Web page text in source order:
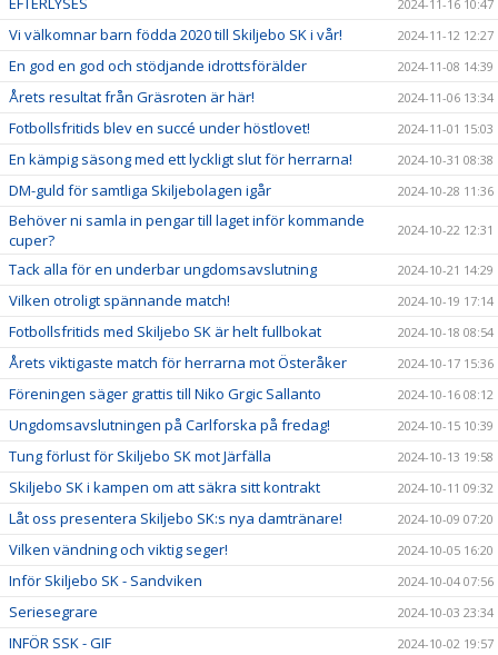
2024-11-16 10:47
Vi välkomnar barn födda 2020 till Skiljebo SK i vår! 2024-11-12 12:27
En god en god och stödjande idrottsförälder 2024-11-08 14:39
Årets resultat från Gräsroten är här! 2024-11-06 13:34
Fotbollsfritids blev en succé under höstlovet! 2024-11-01 15:03
En kämpig säsong med ett lyckligt slut för herrarna! 2024-10-31 08:38
DM-guld för samtliga Skiljebolagen igår 2024-10-28 11:36
Behöver ni samla in pengar till laget inför kommande
cuper?
2024-10-22 12:31
Tack alla för en underbar ungdomsavslutning 2024-10-21 14:29
Vilken otroligt spännande match! 2024-10-19 17:14
Fotbollsfritids med Skiljebo SK är helt fullbokat 2024-10-18 08:54
Årets viktigaste match för herrarna mot Österåker 2024-10-17 15:36
Föreningen säger grattis till Niko Grgic Sallanto 2024-10-16 08:12
Ungdomsavslutningen på Carlforska på fredag! 2024-10-15 10:39
Tung förlust för Skiljebo SK mot Järfälla 2024-10-13 19:58
Skiljebo SK i kampen om att säkra sitt kontrakt 2024-10-11 09:32
Låt oss presentera Skiljebo SK:s nya damtränare! 2024-10-09 07:20
Vilken vändning och viktig seger! 2024-10-05 16:20
Inför Skiljebo SK - Sandviken 2024-10-04 07:56
Seriesegrare 2024-10-03 23:34
INFÖR SSK - GIF 2024-10-02 19:57